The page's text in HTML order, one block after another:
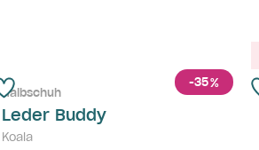
-35%
Halbschuh
Leder Buddy
Koala